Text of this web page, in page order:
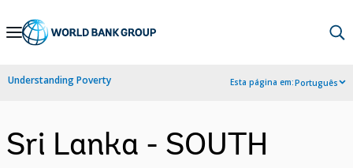
Skip
Navigation
Understanding Poverty Esta página em:Português
Sri Lanka - SOUTH